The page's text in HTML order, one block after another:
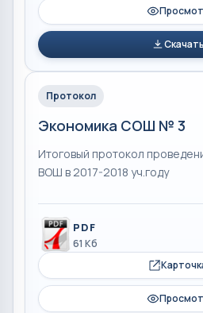
Скачать
Протокол
Экономика СОШ № 3
Итоговый протокол
ВОШ в 2017-2018 уч.году
PDF
61 Кб